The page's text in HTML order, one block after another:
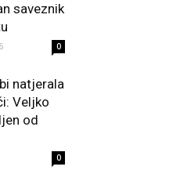
saveznik
0
natjerala
Veljko
od
0